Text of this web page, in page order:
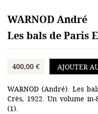
WARNOD André
Les bals de Paris
400,00 € AJOUTER
WARNOD (André). Les
Crès, 1922. Un volume
(1).